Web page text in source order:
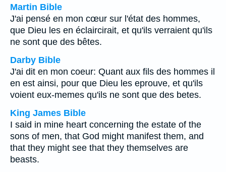
Martin Bible
J'ai pensé en mon cœur sur l'état des hommes,
que Dieu les en éclaircirait, et qu'ils verraient qu'ils
ne sont que des bêtes.
Darby Bible
J'ai dit en mon coeur: Quant aux fils des hommes il
en est ainsi, pour que Dieu les eprouve, et qu'ils
voient eux-memes qu'ils ne sont que des betes.
King James Bible
I said in mine heart concerning the estate of the
sons of men, that God might manifest them, and
that they might see that they themselves are
beasts.